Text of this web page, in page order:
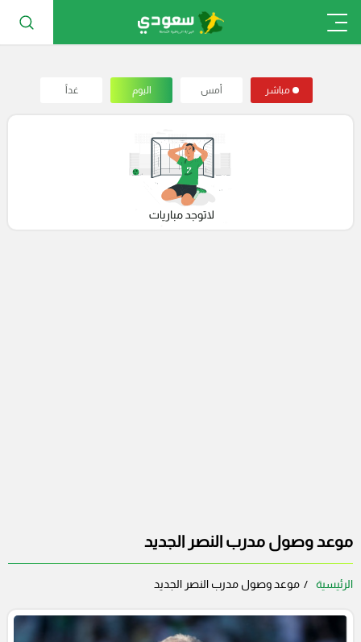
مباشر أمس اليوم غداً
موعد وصول مدرب النصر الجديد
الرئيسية موعد وصول مدرب النصر الجديد